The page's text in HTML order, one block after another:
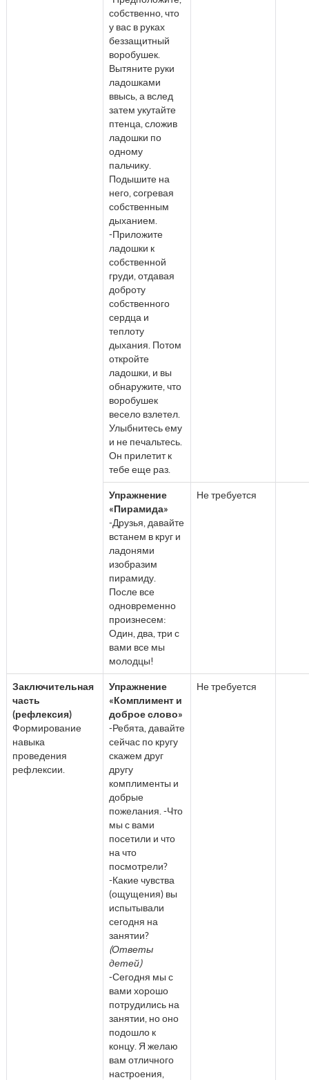
собственно, что
у вас в руках
беззащитный
воробушек.
Вытяните руки
ладошками
ввысь, а вслед
затем укутайте
птенца, сложив
ладошки по
одному
пальчику.
Подышите на
него, согревая
собственным
дыханием.
-Приложите
ладошки к
собственной
груди, отдавая
доброту
собственного
сердца и
теплоту
дыхания. Потом
откройте
ладошки, и вы
обнаружите, что
воробушек
весело взлетел.
Улыбнитесь ему
и не печальтесь.
Он прилетит к
тебе еще раз.
Упражнение
«Пирамида»
-Друзья, давайте
встанем в круг и
ладонями
изобразим
пирамиду.
После все
одновременно
произнесем:
Один, два, три с
вами все мы
молодцы!
Не требуется
Заключительная
часть
(рефлексия)
Формирование
навыка
проведения
рефлексии.
Упражнение
«Комплимент и
доброе слово»
-Ребята, давайте
сейчас по кругу
скажем друг
другу
комплименты и
добрые
пожелания. -Что
мы с вами
посетили и что
на что
посмотрели?
-Какие чувства
(ощущения) вы
испытывали
сегодня на
занятии?
(Ответы
детей)
-Сегодня мы с
вами хорошо
потрудились на
занятии, но оно
подошло к
концу. Я желаю
вам отличного
настроения,
Не требуется